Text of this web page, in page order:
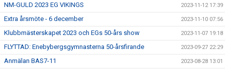
NM-GULD 2023 EG VIKINGS 2023-11-12 17:39
Extra årsmöte - 6 december 2023-11-10 07:56
Klubbmästerskapet 2023 och EGs 50-års show 2023-11-07 19:18
FLYTTAD: Enebybergsgymnasterna 50-årsfirande 2023-09-27 22:29
Anmälan BAS7-11 2023-08-28 13:01